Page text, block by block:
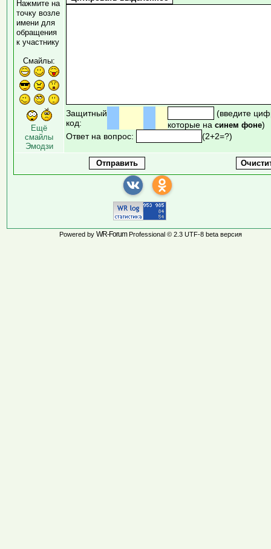
Нажмите на
точку возле
имени для
обращения
к участнику
Смайлы:
Ещё
смайлы
Эмодзи
Защитный
код:
(введите
которые на синем фоне)
Ответ на вопрос:
(2+2=?)
Powered by WR-ForumProfessional © 2.3 UTF-8 beta версия